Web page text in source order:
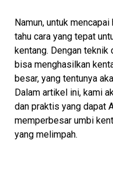
Namun, untuk
tahu cara yang tepat
kentang. Dengan teknik
bisa menghasilkan
besar, yang tentunya
Dalam artikel ini, kami
dan praktis yang dapat
memperbesar umbi
yang melimpah.